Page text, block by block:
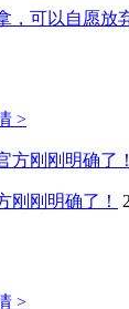
，可以自愿放
>
刚刚明确了！
>